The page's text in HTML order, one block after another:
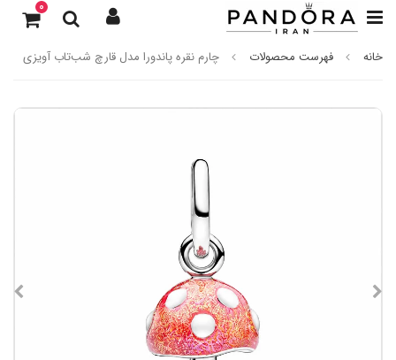
0
خانه فهرست محصولات چارم نقره پاندورا مدل قارچ شب‌تاب آویزی